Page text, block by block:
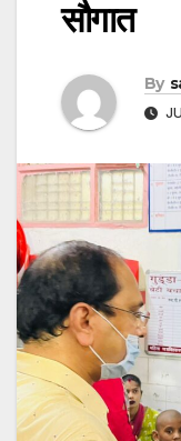
सौगात
By